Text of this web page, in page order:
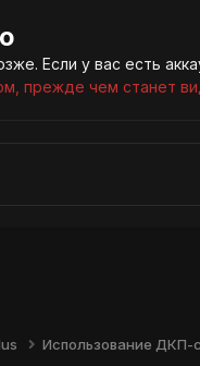
Если у вас есть
прежде чем станет
Использование ДКП-